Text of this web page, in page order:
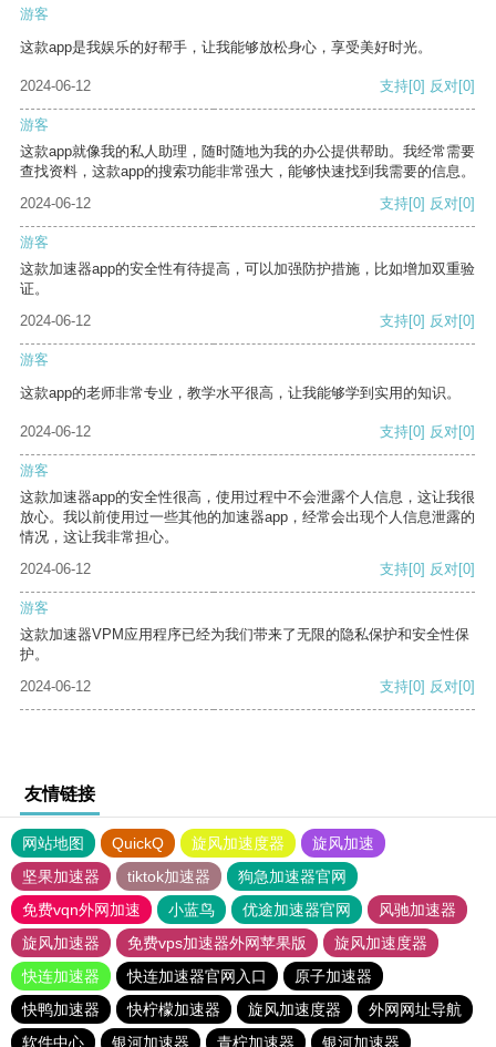
游客
这款app是我娱乐的好帮手，让我能够放松身心，享受美好时光。
2024-06-12 支持[0] 反对[0]
游客
这款app就像我的私人助理，随时随地为我的办公提供帮助。我经常需要
查找资料，这款app的搜索功能非常强大，能够快速找到我需要的信息。
2024-06-12
支持[0] 反对[0]
游客
这款加速器app的安全性有待提高，可以加强防护措施，比如增加双重验
证。
2024-06-12
支持[0] 反对[0]
游客
这款app的老师非常专业，教学水平很高，让我能够学到实用的知识。
2024-06-12 支持[0] 反对[0]
游客
这款加速器app的安全性很高，使用过程中不会泄露个人信息，这让我很
放心。我以前使用过一些其他的加速器app，经常会出现个人信息泄露的
情况，这让我非常担心。
2024-06-12
支持[0] 反对[0]
游客
这款加速器VPM应用程序已经为我们带来了无限的隐私保护和安全性保
护。
2024-06-12
支持[0] 反对[0]
友情链接
网站地图 QuickQ 旋风加速度器
旋风加速
坚果加速器
tiktok加速器
狗急加速器官网
免费vqn外网加速
小蓝鸟 优途加速器官网
风驰加速器
旋风加速器
免费vps加速器外网苹果版
旋风加速度器
快连加速器
快连加速器官网入口
原子加速器
快鸭加速器
快柠檬加速器 旋风加速度器
外网网址导航
软件中心
银河加速器 青柠加速器 银河加速器